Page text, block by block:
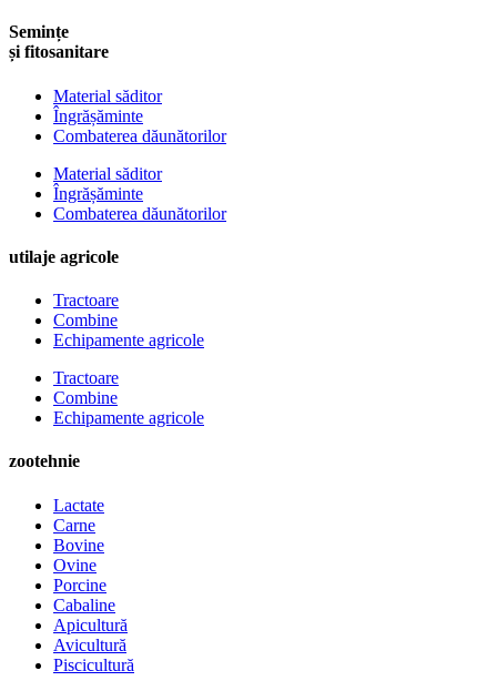
Semințe
și fitosanitare
Material săditor
Îngrășăminte
Combaterea dăunătorilor
Material săditor
Îngrășăminte
Combaterea dăunătorilor
utilaje agricole
Tractoare
Combine
Echipamente agricole
Tractoare
Combine
Echipamente agricole
zootehnie
Lactate
Carne
Bovine
Ovine
Porcine
Cabaline
Apicultură
Avicultură
Piscicultură